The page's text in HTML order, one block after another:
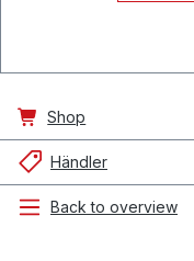
Shop
Händler
Back to overview